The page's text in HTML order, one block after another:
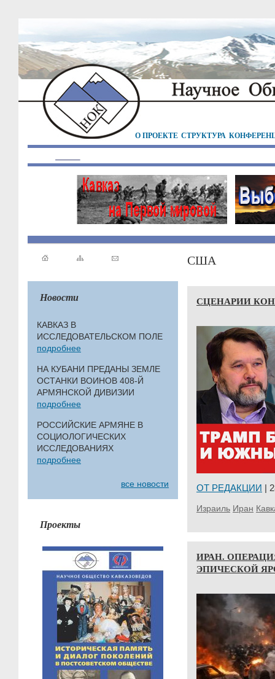
О ПРОЕКТЕ СТРУКТУРА
Новости
КАВКАЗ В
ИССЛЕДОВАТЕЛЬСКОМ ПОЛЕ
подробнее
НА КУБАНИ ПРЕДАНЫ ЗЕМЛЕ
ОСТАНКИ ВОИНОВ 408-Й
АРМЯНСКОЙ ДИВИЗИИ
подробнее
РОССИЙСКИЕ АРМЯНЕ В
СОЦИОЛОГИЧЕСКИХ
ИССЛЕДОВАНИЯХ
подробнее
все новости
Проекты
США
СЦЕНАРИИ
ОТ РЕДАКЦИИ |
Израиль Иран
ИРАН.
ЭПИЧЕСКОЙ